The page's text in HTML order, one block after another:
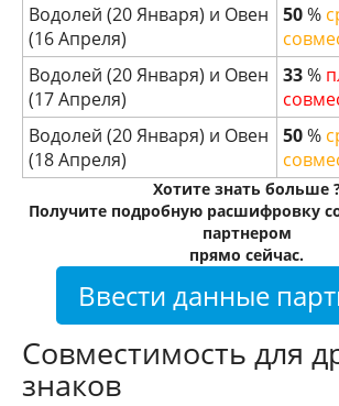
Водолей (20 Января) и Овен
(16 Апреля)
50%
Водолей (20 Января) и Овен
(17 Апреля)
33%
Водолей (20 Января) и Овен
(18 Апреля)
50%
Хотите знать больше
Получите подробную расшифровку
партнером
прямо сейчас.
Ввести данные
Совместимость для
знаков